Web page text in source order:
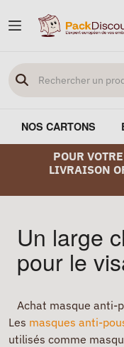
NOS CARTONS
POUR
LIVRAISON
Un large
pour le
Achat masque anti-
Les masques anti-
utilisés comme